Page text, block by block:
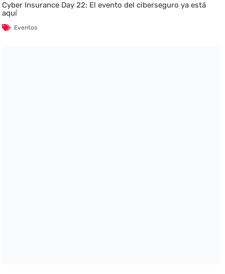
Cyber Insurance Day 22: El evento del ciberseguro ya está
aquí
Eventos